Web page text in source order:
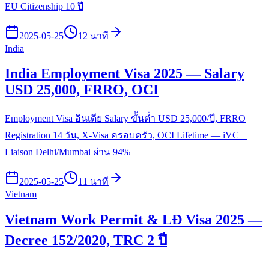
EU Citizenship 10 ปี
2025-05-25
12 นาที
India
India Employment Visa 2025 — Salary
USD 25,000, FRRO, OCI
Employment Visa อินเดีย Salary ขั้นต่ำ USD 25,000/ปี, FRRO
Registration 14 วัน, X-Visa ครอบครัว, OCI Lifetime — iVC +
Liaison Delhi/Mumbai ผ่าน 94%
2025-05-25
11 นาที
Vietnam
Vietnam Work Permit & LĐ Visa 2025 —
Decree 152/2020, TRC 2 ปี